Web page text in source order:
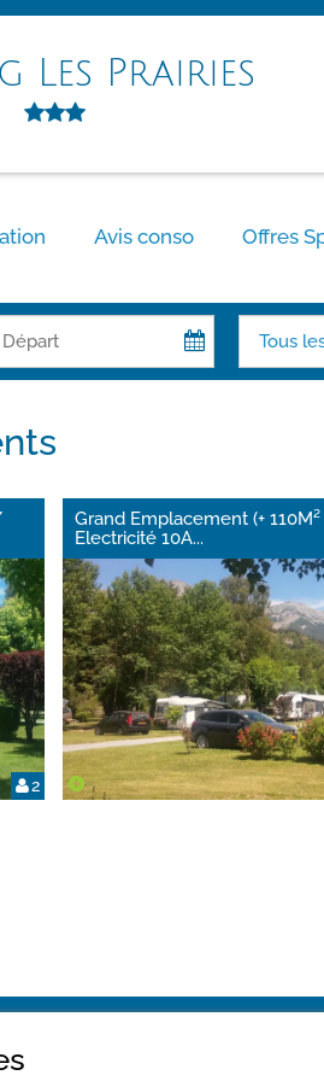
Les Prairies
Avis conso Offres
2
Grand Emplacement (+
Electricité 10A...